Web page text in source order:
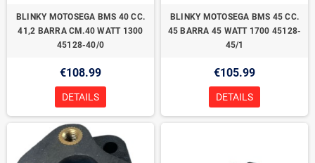
BLINKY MOTOSEGA BMS 40 CC.
41,2 BARRA CM.40 WATT 1300
45128-40/0
€108.99
DETAILS
BLINKY MOTOSEGA BMS 45 CC.
45 BARRA 45 WATT 1700 45128-
45/1
€105.99
DETAILS